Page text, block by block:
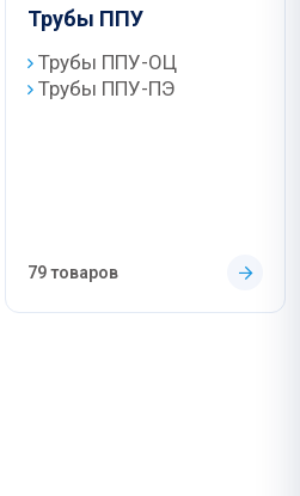
Трубы ППУ
Трубы ППУ-ОЦ
Трубы ППУ-ПЭ
79 товаров